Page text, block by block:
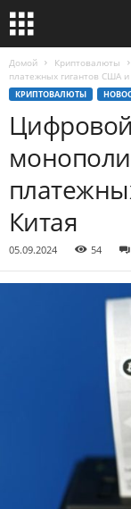
Домой Криптовалюты
платежных гигантов США и
КРИПТОВАЛЮТЫ
Китая
05.09.2024 54